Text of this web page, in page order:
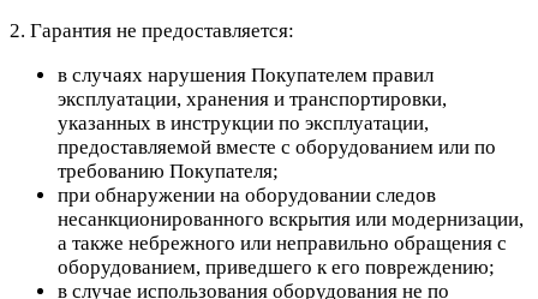
2. Гарантия не предоставляется:
в случаях нарушения Покупателем правил
эксплуатации, хранения и транспортировки,
указанных в инструкции по эксплуатации,
предоставляемой вместе с оборудованием или по
требованию Покупателя;
при обнаружении на оборудовании следов
несанкционированного вскрытия или модернизации,
а также небрежного или неправильно обращения с
оборудованием, приведшего к его повреждению;
в случае использования оборудования не по